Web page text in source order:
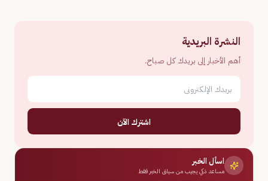
النشرة البريدية
أهم الأخبار إلى بريدك كل صباح.
اشترك الآن
اسأل الخبر
مساعد ذكي يجيب من سياق الخبر فقط